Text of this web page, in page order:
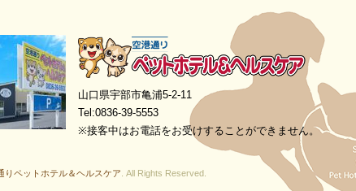
空港通りペットホテル＆ヘルスケア
山口県宇部市亀浦5-2-11
Tel:0836-39-5553
※接客中はお電話をお受けすることができません。
りペットホテル＆ヘルスケア . All Rights Reserved.